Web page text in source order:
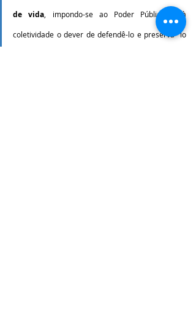
de vida , impondo-se ao Poder Público e à
coletividade o dever de defendê-lo e preservá- lo